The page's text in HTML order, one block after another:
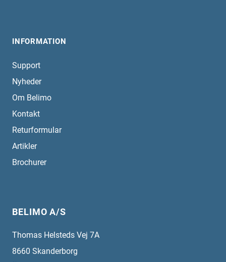
INFORMATION
Support
Nyheder
Om Belimo
Kontakt
Returformular
Artikler
Brochurer
BELIMO A/S
Thomas Helsteds Vej 7A
8660 Skanderborg